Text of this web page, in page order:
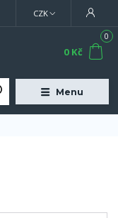
Menu
CZK
0
0 Kč